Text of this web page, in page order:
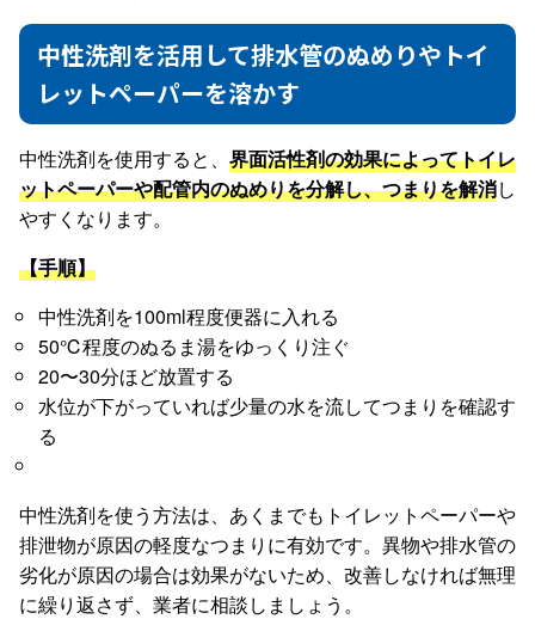
中性洗剤を活用して排水管のぬめりやトイ
レットペーパーを溶かす
中性洗剤を使用すると、 界面活性剤の効果によってトイレ
ットペーパーや配管内のぬめりを分解し、つまりを解消し
やすくなります。
【手順】
中性洗剤を100ml程度便器に入れる
50℃程度のぬるま湯をゆっくり注ぐ
20〜30分ほど放置する
水位が下がっていれば少量の水を流してつまりを確認す
る
中性洗剤を使う方法は、あくまでもトイレットペーパーや
排泄物が原因の軽度なつまりに有効です。異物や排水管の
劣化が原因の場合は効果がないため、改善しなければ無理
に繰り返さず、業者に相談しましょう。